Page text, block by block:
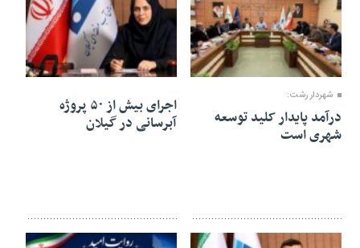
۲۶ خرداد ۱۴۰۵
شهردار رشت:
درآمد پایدار کلید توسعه
شهری است
۲۶ خرداد ۱۴۰۵
اجرای بیش از ۵۰ پروژه
آبرسانی در گیلان